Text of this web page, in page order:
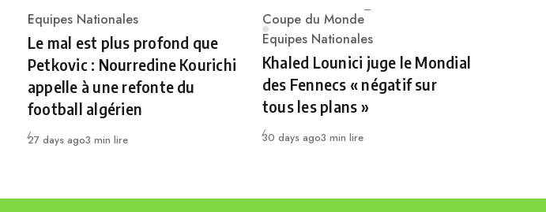
Category
Equipes Nationales
Le mal est plus profond que
Petkovic : Nourredine Kourichi
appelle à une refonte du
football algérien
Publié
27 days ago3 min lire
Category
Coupe du Monde
Equipes Nationales
Khaled Lounici juge le Mondial
des Fennecs « négatif sur
tous les plans »
Publié
30 days ago3 min lire